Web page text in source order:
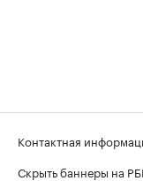
Контактная
Скрыть баннеры на